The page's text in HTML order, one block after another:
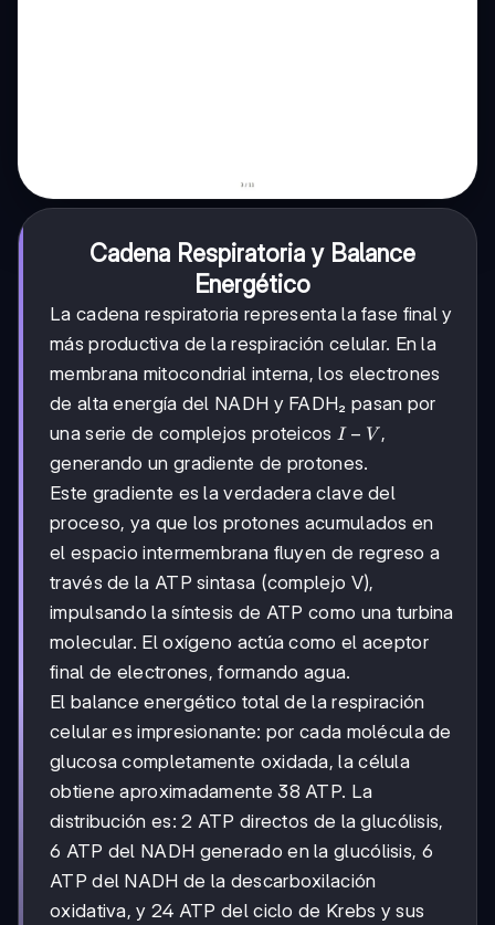
Cadena Respiratoria y Balance
Energético
La cadena respiratoria representa la fase final y
más productiva de la respiración celular. En la
membrana mitocondrial interna, los electrones
de alta energía del NADH y FADH₂ pasan por
una serie de complejos proteicos I
-
V
I − V ,
generando un gradiente de protones.
Este gradiente es la verdadera clave del
proceso, ya que los protones acumulados en
el espacio intermembrana fluyen de regreso a
través de la ATP sintasa (complejo V),
impulsando la síntesis de ATP como una turbina
molecular. El oxígeno actúa como el aceptor
final de electrones, formando agua.
El balance energético total de la respiración
celular es impresionante: por cada molécula de
glucosa completamente oxidada, la célula
obtiene aproximadamente 38 ATP. La
distribución es: 2 ATP directos de la glucólisis,
6 ATP del NADH generado en la glucólisis, 6
ATP del NADH de la descarboxilación
oxidativa, y 24 ATP del ciclo de Krebs y sus